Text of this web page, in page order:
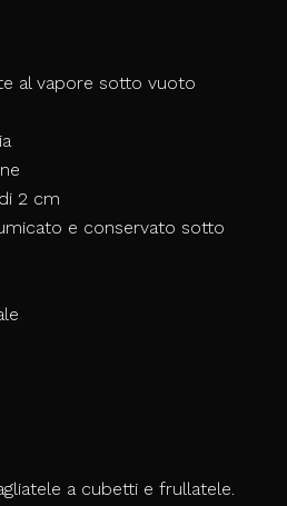
al vapore sotto vuoto
2 cm
e conservato sotto
a cubetti e frullatele.